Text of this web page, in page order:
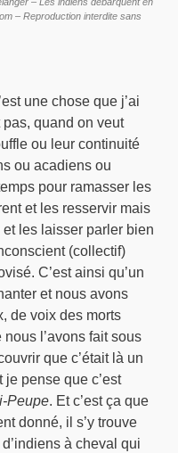
– Reproduction interdite sans
une chose que j’ai
pas, quand on veut
ou leur continuité
ou acadiens ou
pour ramasser les
et les resservir mais
et les laisser parler bien
(collectif)
C’est ainsi qu’un
et nous avons
de voix des morts
nous l’avons fait sous
que c’était là un
pense que c’est
Peupe. Et c’est ça que
donné, il s’y trouve
à cheval qui